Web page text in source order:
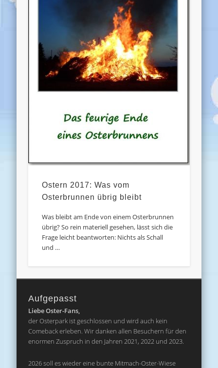
Ostern 2017: Was vom
Osterbrunnen übrig bleibt
Was bleibt am Ende von einem Osterbrunnen
übrig? So rein materiell gesehen, lässt sich die
Frage leicht beantworten: Nichts als Schall
und …
Aufgepasst
Liebe Oster-Fans,
der Osterpark ist geschlossen und wird auch kein
Comeback erleben. Wir danken allen Besuchern für den
enormen Zuspruch in den Jahren 2021, 2022 und 2023.
2026 soll es wieder eine bunte Mitmach-Oster-Wiese